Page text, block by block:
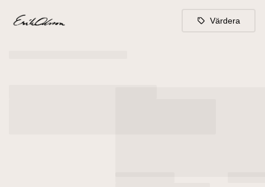
Värdera